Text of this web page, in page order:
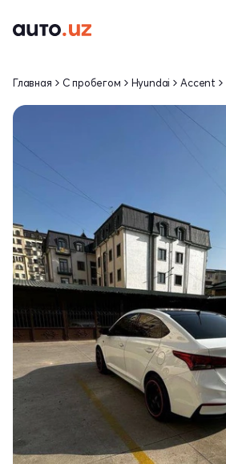
Главная С пробегом Hyundai Accent